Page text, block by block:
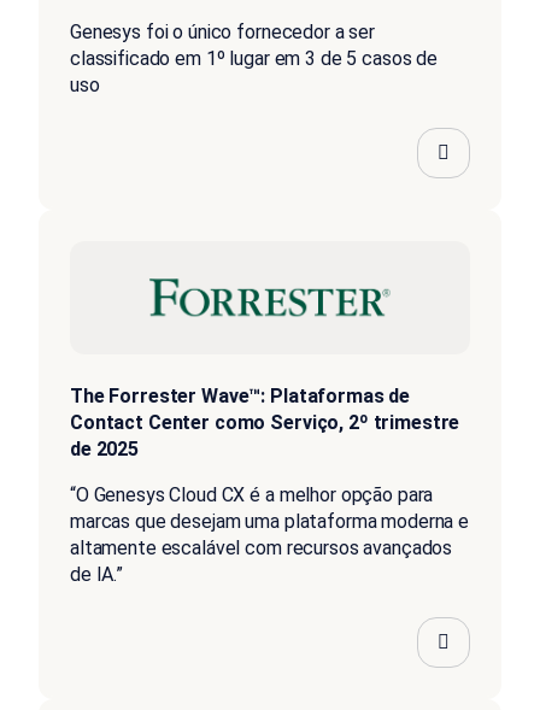
Genesys foi o único fornecedor a ser
classificado em 1º lugar em 3 de 5 casos de
uso
The Forrester Wave™: Plataformas de
Contact Center como Serviço, 2º trimestre
de 2025
“O Genesys Cloud CX é a melhor opção para
marcas que desejam uma plataforma moderna e
altamente escalável com recursos avançados
de IA.”